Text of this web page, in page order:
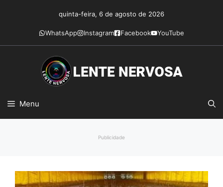
conteúdo
quinta-feira, 6 de agosto de 2026
WhatsApp Instagram Facebook YouTube
Menu
Publicidade